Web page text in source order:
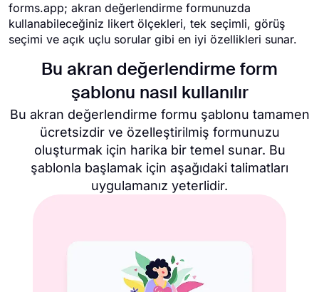
forms.app; akran değerlendirme formunuzda
kullanabileceğiniz likert ölçekleri, tek seçimli, görüş
seçimi ve açık uçlu sorular gibi en iyi özellikleri sunar.
Bu akran değerlendirme form
şablonu nasıl kullanılır
Bu akran değerlendirme formu şablonu tamamen
ücretsizdir ve özelleştirilmiş formunuzu
oluşturmak için harika bir temel sunar. Bu
şablonla başlamak için aşağıdaki talimatları
uygulamanız yeterlidir.